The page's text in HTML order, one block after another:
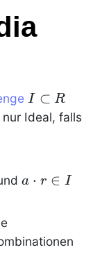
I\subset
R
I ⊂ R
Ideal, falls
a\cdot
a ⋅ r ∈ I